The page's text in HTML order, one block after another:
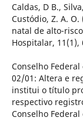
Caldas, D B.,
Custódio, Z. A.
natal de alto-
Hospitalar, 11(1),
Conselho Federal
02/01: Altera e
institui o título
respectivo
Conselho Federal